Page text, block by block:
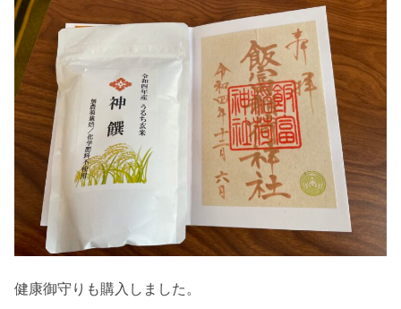
健康御守りも購入しました。